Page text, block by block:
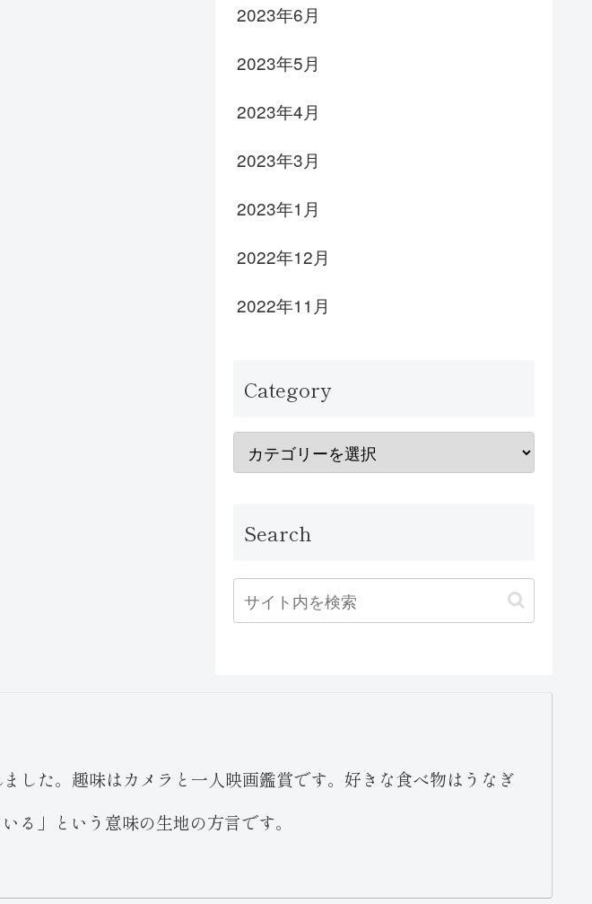
2023年6月
2023年5月
2023年4月
2023年3月
2023年1月
2022年12月
2022年11月
Category
Search
した。趣味はカメラと一人映画鑑賞です。好きな食べ物はうなぎ
る」という意味の生地の方言です。